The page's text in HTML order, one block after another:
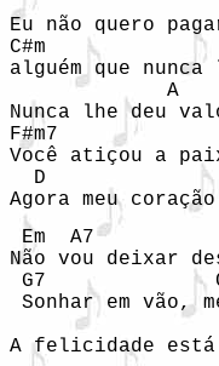
Eu não quero
C#m
alguém que
             A
Nunca lhe deu
F#m7
Você atiçou a
D
Agora meu
Em  A7
Não vou deixar
G7
Sonhar em vão,
A felicidade